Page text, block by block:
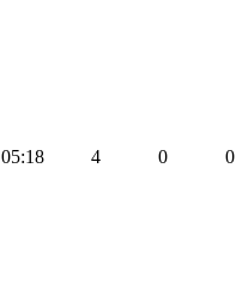
05:18 4 0 0